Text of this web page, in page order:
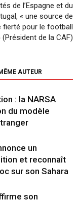
de l’Espagne et du
« une source de
fierté pour le football
de la CAF)
AUTEUR
: la NARSA
du modèle
un
et reconnaît
sur son Sahara
son